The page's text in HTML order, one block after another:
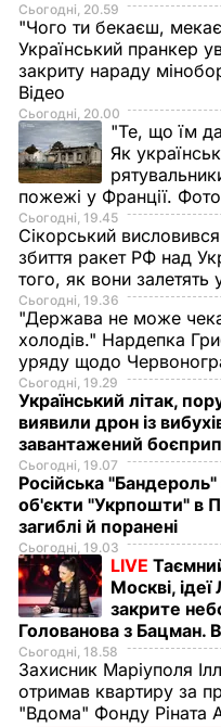
Сьогодні, 20.59
"Чого ти бекаєш,
Український пранкер
закриту нараду
Відео
Сьогодні, 20.00
"Те, що їм
Як
пожежі у Франції.
Сьогодні, 19.45
Сікорський
збиття ракет РФ над
того, як вони
Сьогодні, 19.36
"Держава не може
холодів." Нардепка
уряду щодо
Сьогодні, 19.29
Український літак,
виявили дрон із
завантажений
Сьогодні, 19.07
Російська
об'єкти "Укрпошти" в
загиблі й поранені
Сьогодні, 19.03
LIVE
Москві,
закрите
Голованова з Бацман.
Сьогодні, 18.58
Захисник Маріуполя
отримав квартиру за
"Вдома" Фонду Ріната